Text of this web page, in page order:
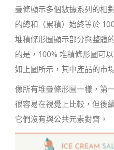
疊條顯示多個數據系列的相
的總和（累積）始終等於
堆積條形圖顯示部分與整體
的是，100% 堆積條形圖可
如上圖所示，其中產品的市
像所有堆疊條形圖一樣，第
很容易在視覺上比較，但後
它們沒有與公共元素對齊。